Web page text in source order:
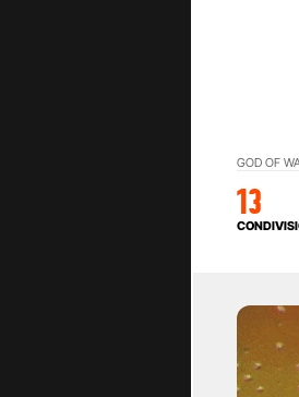
GOD OF
13